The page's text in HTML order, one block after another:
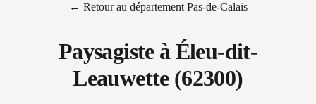
← Retour au département Pas-de-Calais
Paysagiste à Éleu-dit-
Leauwette(62300)